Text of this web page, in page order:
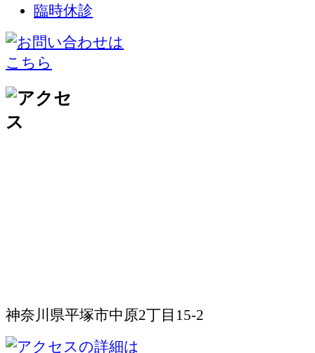
臨時休診
神奈川県平塚市中原2丁目15-2